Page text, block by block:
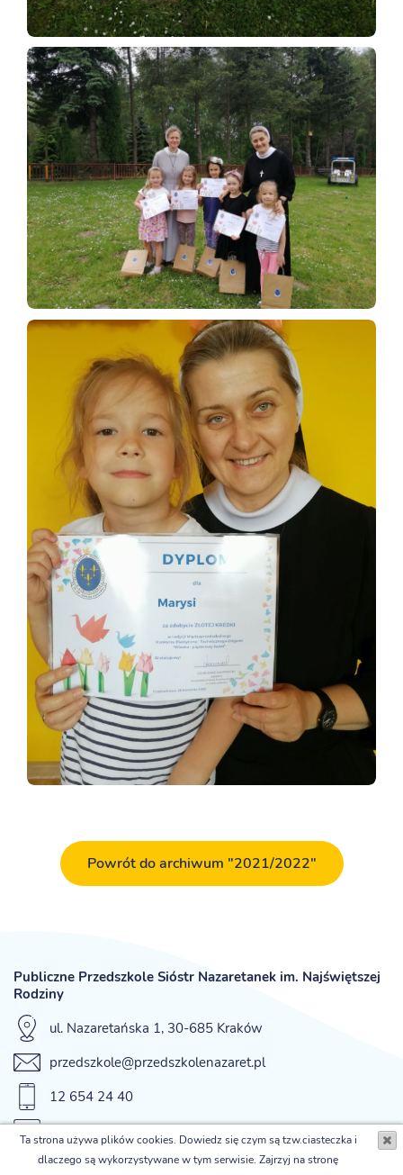
Powrót do archiwum "2021/2022"
Publiczne Przedszkole Sióstr Nazaretanek im. Najświętszej
Rodziny
ul. Nazaretańska 1, 30-685 Kraków
przedszkole@przedszkolenazaret.pl
12 654 24 40
fax 12 654 42 12
© Publiczne Przedszkole Sióstr Nazaretanek im. Najświętszej
Ta strona używa plików cookies. Dowiedz się czym są tzw.ciasteczka i
dlaczego są wykorzystywane w tym serwisie. Zajrzyj na stronę